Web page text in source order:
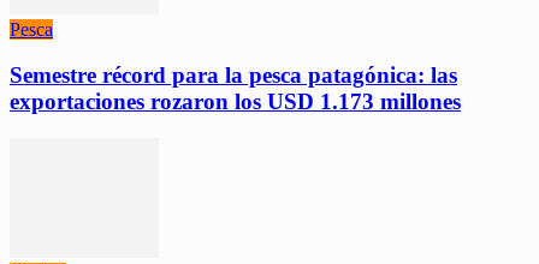
Pesca
Semestre récord para la pesca patagónica: las
exportaciones rozaron los USD 1.173 millones